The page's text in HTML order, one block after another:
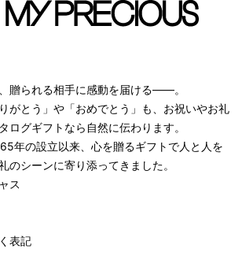
贈られる相手に感動を届ける――。
がとう」や「おめでとう」も、お祝いやお礼
ログギフトなら自然に伝わります。
年の設立以来、心を贈るギフトで人と人を
のシーンに寄り添ってきました。
ス
表記